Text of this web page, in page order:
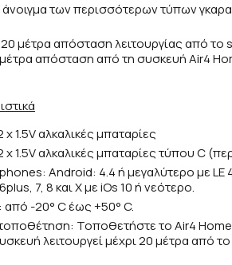
άνοιγμα των περισσότερων τύπων
μέτρα απόσταση λειτουργίας από
απόσταση από τη συσκευή Air4
1.5V αλκαλικές μπαταρίες
1.5V αλκαλικές μπαταρίες τύπου C
Android: 4.4 ή μεγαλύτερο με LE
7, 8 και X με iOs 10 ή νεότερο.
-20° C έως +50° C.
Τοποθετήστε το Air4
λειτουργεί μέχρι 20 μέτρα από